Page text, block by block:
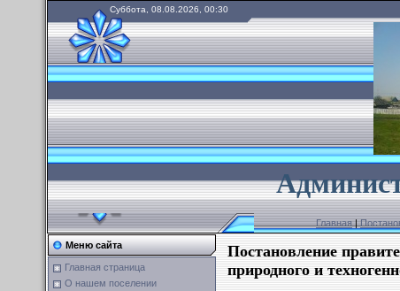
Суббота, 08.08.2026, 00:30
А
Главная|
Меню сайта
Главная страница
О нашем поселении
Постановление
природного и